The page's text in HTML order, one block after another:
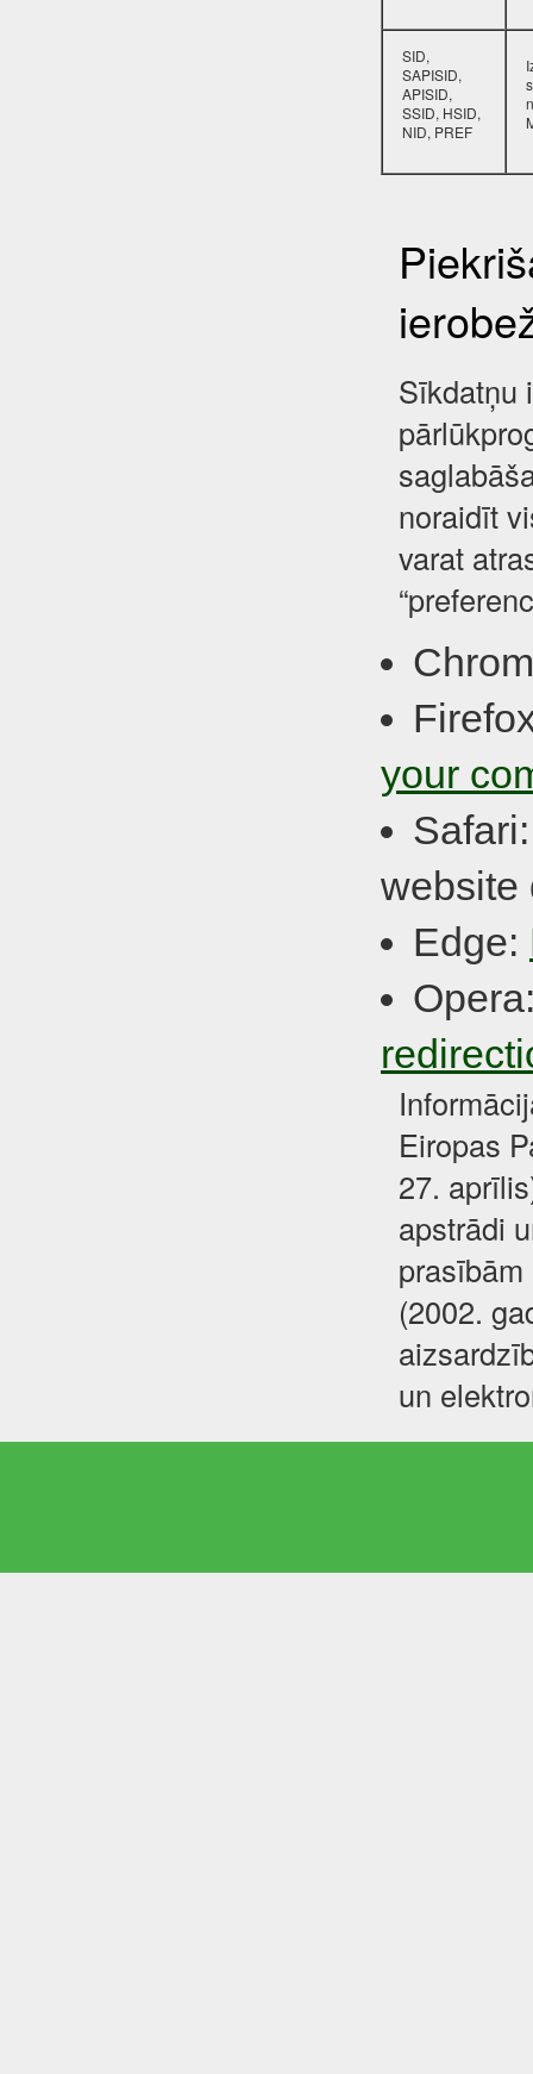
SID,
SAPISID,
APISID,
SSID, HSID,
NID, PREF
Sīkdatņu
noraidīt
varat
your
website
Edge:
Eiropas
27.
apstrādi
(2002.
un